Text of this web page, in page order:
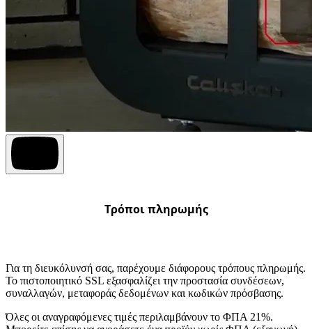
Τρόποι πληρωμής
Για τη διευκόλυνσή σας, παρέχουμε διάφορους τρόπους πληρωμής.
Το πιστοποιητικό SSL εξασφαλίζει την προστασία συνδέσεων,
συναλλαγών, μεταφοράς δεδομένων και κωδικών πρόσβασης.
Όλες οι αναγραφόμενες τιμές περιλαμβάνουν το ΦΠΑ 21%.